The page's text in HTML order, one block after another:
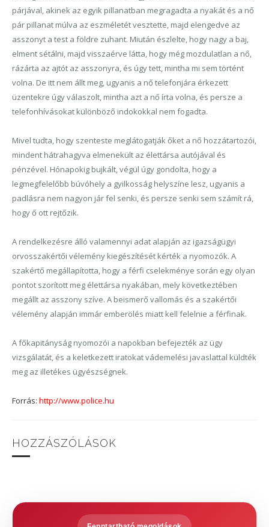
párjával, akinek az egyik pillanatban megragadta a nyakát és a nő
pár pillanat múlva az eszméletét vesztette, majd elengedve az
asszonyt a test a földre zuhant. Miután észlelte, hogy nagy a baj,
elment sétálni, majd visszaérve látta, hogy még mozdulatlan a nő,
rázárta az ajtót az asszonyra, és úgy tett, mintha mi sem történt
volna. De itt nem állt meg, ugyanis a nő telefonjára érkezett
üzentekre úgy válaszolt, mintha azt a nő írta volna, és persze a
telefonhívásokat különböző indokokkal nem fogadta.
Mivel tudta, hogy szenteste meglátogatják őket a nő hozzátartozói,
mindent hátrahagyva elmenekült az élettársa autójával és
pénzével. Hónapokig bujkált, végül úgy gondolta, hogy a
legmegfelelőbb búvóhely a gyilkosság helyszíne lesz, ugyanis a
padlásra nem nagyon jár fel senki, és persze senki sem számít rá,
hogy ő ott rejtőzik.
A rendelkezésre álló valamennyi adat alapján az igazságügyi
orvosszakértői vélemény kiegészítését kérték a nyomozók. A
szakértő megállapította, hogy a férfi cselekménye során egy olyan
pontot szorított meg élettársa nyakában, mely következtében
megállt az asszony szíve. A beismerő vallomás és a szakértői
vélemény alapján immár emberölés miatt kell felelnie a férfinak.
A főkapitányság nyomozói a napokban befejezték az ügy
vizsgálatát, és a keletkezett iratokat vádemelési javaslattal küldték
meg az illetékes ügyészségnek.
Forrás: http://www.police.hu
HOZZÁSZÓLÁSOK